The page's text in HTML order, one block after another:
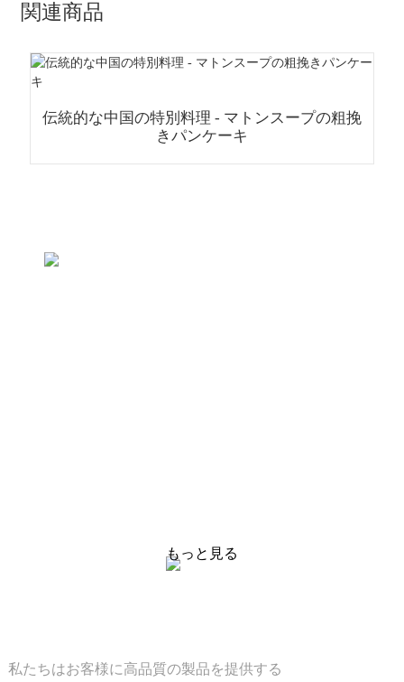
関連商品
伝統的な中国の特別料理 - マトンスープの粗挽
きパンケーキ
もっと見る
私たちはお客様に高品質の製品を提供する